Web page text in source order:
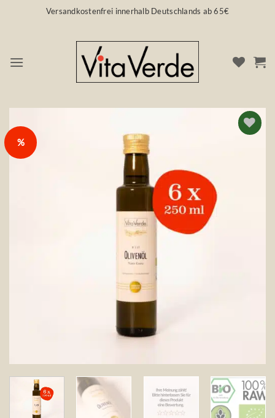
Versandkostenfrei innerhalb Deutschlands ab 65€
%